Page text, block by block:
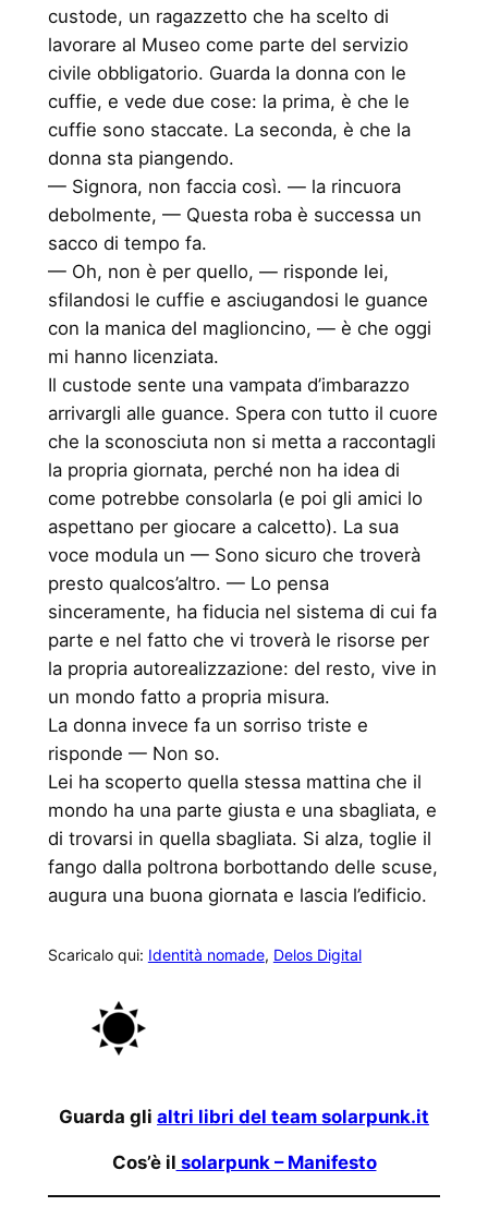
custode, un ragazzetto che ha scelto di
lavorare al Museo come parte del servizio
civile obbligatorio. Guarda la donna con le
cuffie, e vede due cose: la prima, è che le
cuffie sono staccate. La seconda, è che la
donna sta piangendo.
— Signora, non faccia così. — la rincuora
debolmente, — Questa roba è successa un
sacco di tempo fa.
— Oh, non è per quello, — risponde lei,
sfilandosi le cuffie e asciugandosi le guance
con la manica del maglioncino, — è che oggi
mi hanno licenziata.
Il custode sente una vampata d’imbarazzo
arrivargli alle guance. Spera con tutto il cuore
che la sconosciuta non si metta a raccontagli
la propria giornata, perché non ha idea di
come potrebbe consolarla (e poi gli amici lo
aspettano per giocare a calcetto). La sua
voce modula un — Sono sicuro che troverà
presto qualcos’altro. — Lo pensa
sinceramente, ha fiducia nel sistema di cui fa
parte e nel fatto che vi troverà le risorse per
la propria autorealizzazione: del resto, vive in
un mondo fatto a propria misura.
La donna invece fa un sorriso triste e
risponde — Non so.
Lei ha scoperto quella stessa mattina che il
mondo ha una parte giusta e una sbagliata, e
di trovarsi in quella sbagliata. Si alza, toglie il
fango dalla poltrona borbottando delle scuse,
augura una buona giornata e lascia l’edificio.
Scaricalo qui: Identità nomade, Delos Digital
Guarda gli altri libri del team solarpunk.it
Cos’è il solarpunk – Manifesto